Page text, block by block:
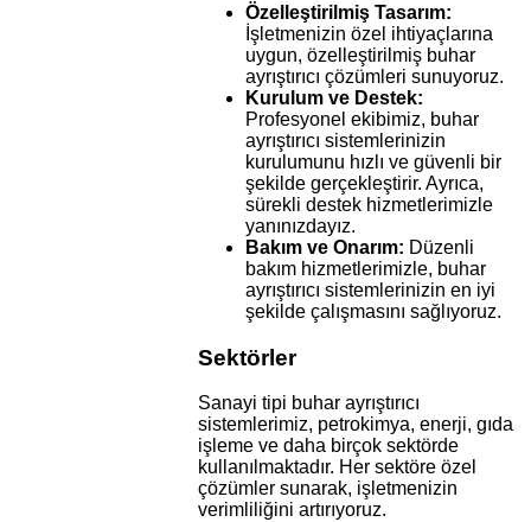
Özelleştirilmiş Tasarım:
İşletmenizin özel ihtiyaçlarına
uygun, özelleştirilmiş buhar
ayrıştırıcı çözümleri sunuyoruz.
Kurulum ve Destek:
Profesyonel ekibimiz, buhar
ayrıştırıcı sistemlerinizin
kurulumunu hızlı ve güvenli bir
şekilde gerçekleştirir. Ayrıca,
sürekli destek hizmetlerimizle
yanınızdayız.
Bakım ve Onarım: Düzenli
bakım hizmetlerimizle, buhar
ayrıştırıcı sistemlerinizin en iyi
şekilde çalışmasını sağlıyoruz.
Sektörler
Sanayi tipi buhar ayrıştırıcı
sistemlerimiz, petrokimya, enerji, gıda
işleme ve daha birçok sektörde
kullanılmaktadır. Her sektöre özel
çözümler sunarak, işletmenizin
verimliliğini artırıyoruz.